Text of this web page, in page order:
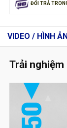
ĐỔI TRẢ
VIDEO / HÌNH
Trải nghiệm